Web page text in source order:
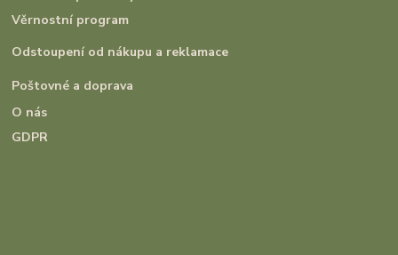
Věrnostní program
Odstoupení od nákupu a reklamace
Poštovné a doprava
O nás
GDPR